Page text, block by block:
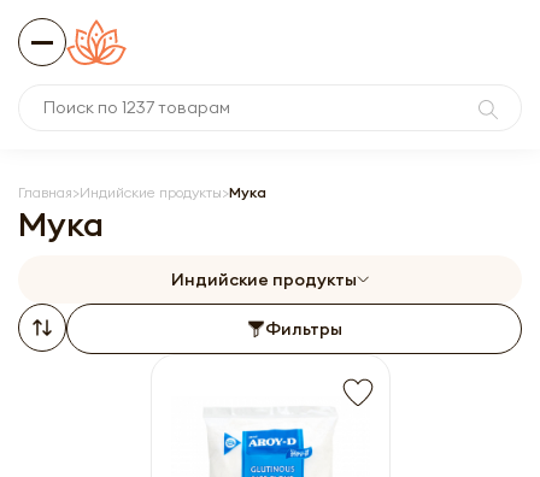
Главная Индийские продукты Мука
Мука
Индийские продукты
Фильтры